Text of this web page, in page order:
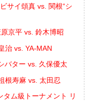
サイ頌真 vs. 関根“シ
京平 vs. 鈴木博昭
治 vs. YA-MAN
バター vs. 久保優太
根寿麻 vs. 太田忍
ム級トーナメント リ